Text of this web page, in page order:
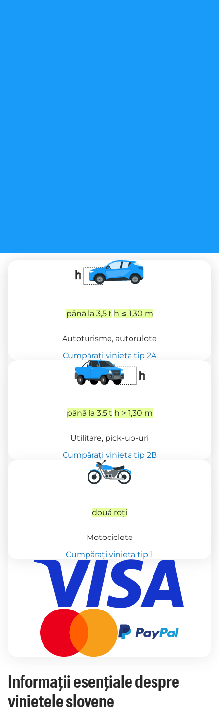
până la 3,5 t h ≤ 1,30 m
Autoturisme, autorulote
Cumpărați vinieta tip 2A
până la 3,5 t h > 1,30 m
Utilitare, pick-up-uri
Cumpărați vinieta tip 2B
două roți
Motociclete
Cumpărați vinieta tip 1
Informații esențiale despre
vinietele slovene